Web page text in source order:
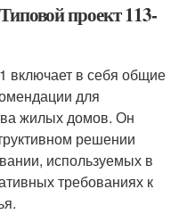
проект 113-
включает в себя общие
для
жилых домов. Он
решении
используемых в
требованиях к